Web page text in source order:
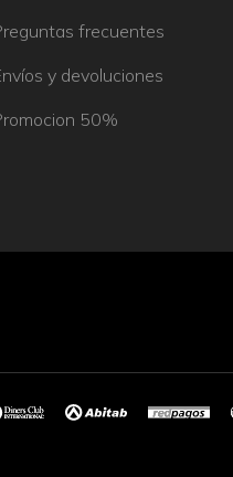
frecuentes
y devoluciones
50%